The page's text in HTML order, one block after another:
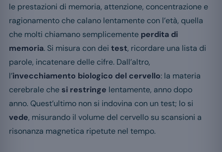
le prestazioni di memoria, attenzione, concentrazione e
ragionamento che calano lentamente con l’età, quella
che molti chiamano semplicemente perdita di
memoria. Si misura con dei test, ricordare una lista di
parole, incatenare delle cifre. Dall’altro,
l’invecchiamento biologico del cervello: la materia
cerebrale che si restringe lentamente, anno dopo
anno. Quest’ultimo non si indovina con un test; lo si
vede, misurando il volume del cervello su scansioni a
risonanza magnetica ripetute nel tempo.